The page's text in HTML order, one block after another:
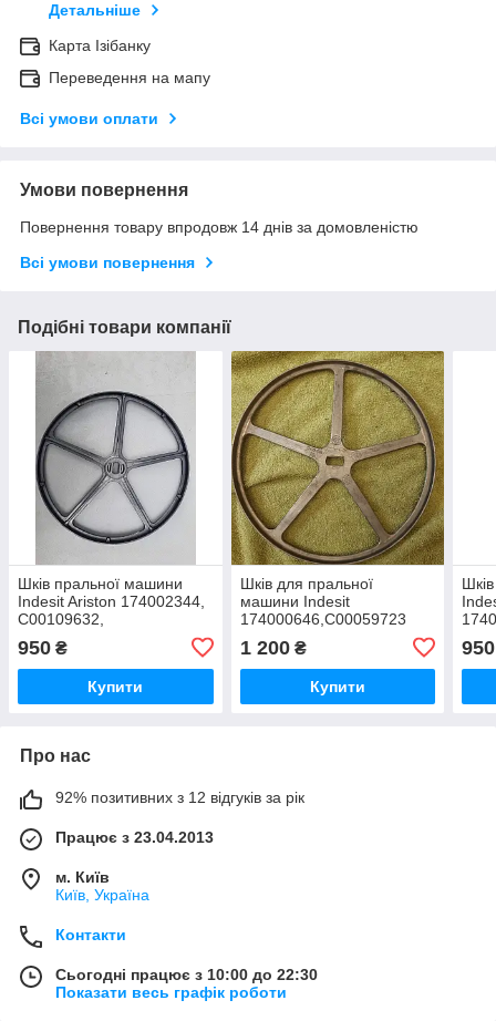
Детальніше
Карта Ізібанку
Переведення на мапу
Всі умови оплати
Умови повернення
Повернення товару впродовж 14 днів за домовленістю
Всі умови повернення
Подібні товари компанії
Шків пральної машини
Indesit Ariston 174002344,
C00109632,
17400167101,482000072319
Б/У.
950 ₴
Купити
Шків для пральної
машини Indesit
174000646,C00059723
1 200₴
Купити
Б/У
950
Про нас
92% позитивних з 12 відгуків за рік
Працює з 23.04.2013
м. Київ
Київ, Україна
Контакти
Сьогодні працює з 10:00 до 22:30
Показати весь графік роботи